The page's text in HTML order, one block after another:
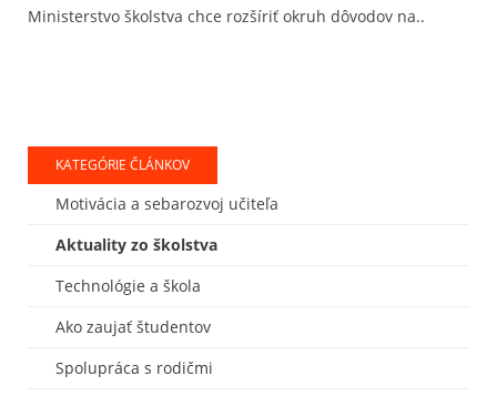
Ministerstvo školstva chce rozšíriť okruh dôvodov na..
KATEGÓRIE ČLÁNKOV
Motivácia a sebarozvoj učiteľa
Aktuality zo školstva
Technológie a škola
Ako zaujať študentov
Spolupráca s rodičmi